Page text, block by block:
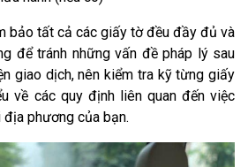
bảo tất cả các giấy tờ đều đầy đủ và
để tránh những vấn đề pháp lý sau
giao dịch, nên kiểm tra kỹ từng giấy
về các quy định liên quan đến việc
phương của bạn.